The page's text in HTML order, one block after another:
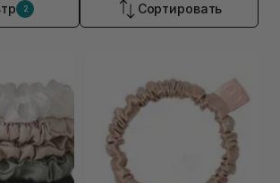
2 Сортировать